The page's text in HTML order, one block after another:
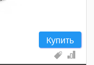
Купить